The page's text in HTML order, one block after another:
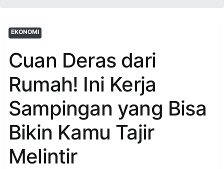
EKONOMI
Cuan Deras dari
Rumah! Ini Kerja
Sampingan yang Bisa
Bikin Kamu Tajir
Melintir